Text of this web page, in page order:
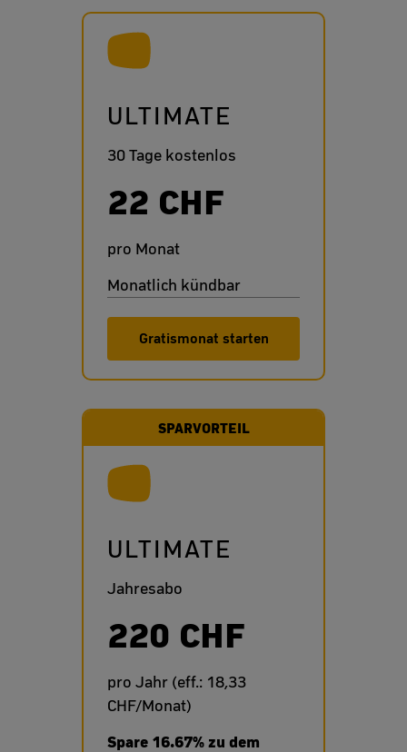
ULTIMATE
30 Tage kostenlos
22 CHF
pro Monat
Monatlich kündbar
Gratismonat starten
SPARVORTEIL
ULTIMATE
Jahresabo
220 CHF
pro Jahr (eff.: 18,33
CHF/Monat)
Spare 16.67% zu dem